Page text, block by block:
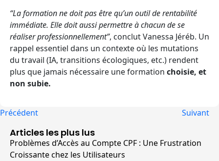
“La formation ne doit pas être qu’un outil de rentabilité
immédiate. Elle doit aussi permettre à chacun de se
réaliser professionnellement”, conclut Vanessa Jéréb. Un
rappel essentiel dans un contexte où les mutations
du travail (IA, transitions écologiques, etc.) rendent
plus que jamais nécessaire une formation choisie, et
non subie.
Précédent Suivant
Articles les plus lus
Problèmes d’Accès au Compte CPF : Une Frustration
Croissante chez les Utilisateurs